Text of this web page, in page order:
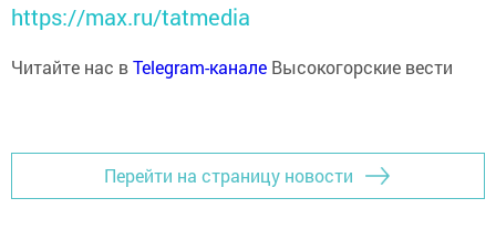
https://max.ru/tatmedia
Читайте нас вTelegram-канале Высокогорские вести
Перейти на страницу новости